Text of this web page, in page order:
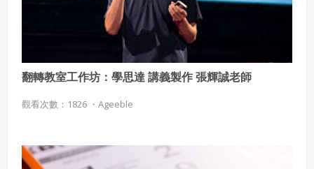
翻轉教室工作坊：學思達 講義製作 張輝誠老師
觀看次數：1826 ・ Ageeble